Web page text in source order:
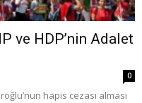
ve HDP’nin Adalet
0
hapis cezası alması